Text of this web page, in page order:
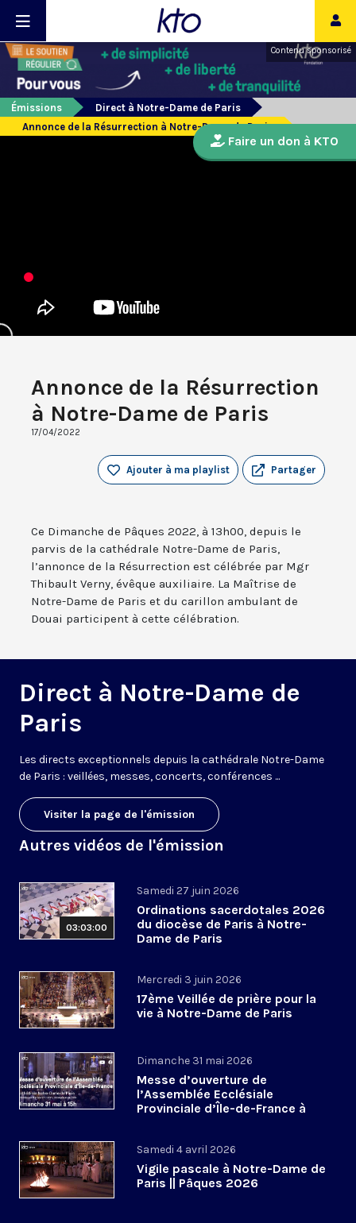
Contenu sponsorisé
Émissions
Direct à Notre-Dame de Paris
Annonce de la Résurrection à Notre-Dame de Paris
Annonce de la Résurrection
à Notre-Dame de Paris
17/04/2022
Partager
Ajouter à ma playlist
Ce Dimanche de Pâques 2022, à 13h00, depuis le
parvis de la cathédrale Notre-Dame de Paris,
l’annonce de la Résurrection est célébrée par Mgr
Thibault Verny, évêque auxiliaire. La Maîtrise de
Notre-Dame de Paris et du carillon ambulant de
Douai participent à cette célébration.
Direct à Notre-Dame de
Paris
Les directs exceptionnels depuis la cathédrale Notre-Dame
de Paris : veillées, messes, concerts, conférences ...
Visiter la page de l'émission
Autres vidéos de l'émission
03:03:00
Samedi 27 juin 2026
Ordinations sacerdotales 2026
du diocèse de Paris à Notre-
Dame de Paris
Mercredi 3 juin 2026
17ème Veillée de prière pour la
vie à Notre-Dame de Paris
Dimanche 31 mai 2026
Messe d’ouverture de
l’Assemblée Ecclésiale
Provinciale d’Île-de-France à
Samedi 4 avril 2026
Vigile pascale à Notre-Dame de
Paris || Pâques 2026
Faire un don à KTO